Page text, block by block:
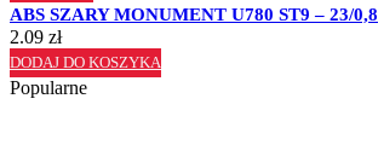
ABS SZARY MONUMENT U780 ST9 – 23/0,8
2.09 zł
DODAJ DO KOSZYKA
Popularne